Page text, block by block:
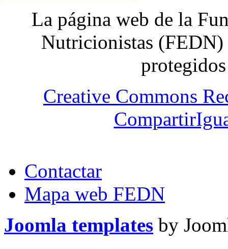
La página web de la
Nutricionistas (FEDN)
Creative Commons
Contactar
Mapa web FEDN
Joomla templates by